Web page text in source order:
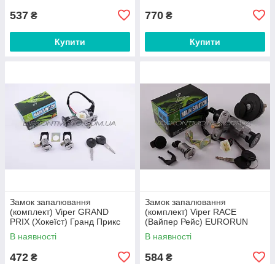
537 ₴
Купити
770 ₴
Купити
Замок запалювання
(комплект) Viper GRAND
PRIX (Хокеїст) Гранд Прикс
EURORUN
В наявності
472 ₴
Замок запалювання
(комплект) Viper RACE
(Вайпер Рейс) EURORUN
В наявності
584 ₴